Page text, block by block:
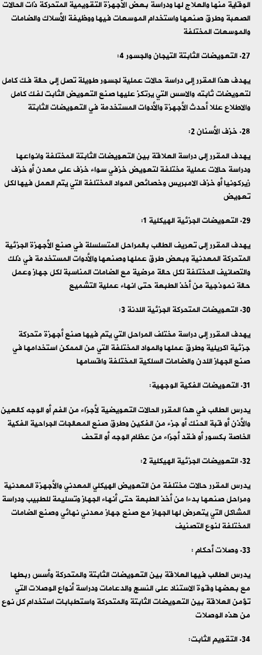
الوقاية منها والعلاج لها ودراسة بعض الأجهزة التقويمية المتحركة ذات الحالات
الصعبة وطرق صنعها واستخدام الموسعات فيها ووظيفة الأسلاك والضامات
والموسعات المختلفة
التعويضات الثابتة التيجان والجسور 4:
يهدف هذا المقرر إلى دراسة حالات عملية لجسور طويلة تصل إلى حالة فك كامل
لتعويضات ثابته والاسس التي يرتكز عليها صنع التعويض الثابت لفك كامل
والاطلاع عللا أحدث الأجهزة والأدوات المستخدمة في التعويضات الثابتة
خزف الأسنان 2:
يهدف المقرر إلى دراسة العلاقة بين التعويضات الثابتة المختلفة وانواعها
ودراسة حالات عملية مختلفة لتعويض خزفي سواء خزف على معدن أو خزف
زيركونيا أو خزف الامبريس وخصائص المواد المختلفة التي يتم العمل فيها لكل
تعويض
التعويضات الجزئية الهيكلية 1:
يهدف المقرر إلى تعريف الطالب بالمراحل المتسلسلة في صنع الأجهزة الجزئية
المتحركة المعدنية وبعض طرق عملها وصنعها والأدوات المستخدمة في ذلك
والتصانيف المختلفة لكل حالة مرضية مع الضامات المناسبة لكل جهاز وعمل
حالة نموذجية من أخذ الطبعة حتى انهاء عملية التشميع
التعويضات المتحركة الجزئية اللدنة 3:
يهدف المقرر إلى دراسة مختلف المراحل التي يتم فيها صنع أجهزة متحركة
جزئية اكريلية وطرق عملها والمواد المختلفة التي من الممكن استخدامها في
صنع الجهاز اللدن والضامات السلكية المختلفة واقسامها
التعويضات الفكية الوجهية:
يدرس الطالب في هذا المقرر الحالات التعويضية لأجزاء من الفم أو الوجه كالعين
والأذن أو قبة الحنك أو جزء من الفكين وطرق صنع المعالجات الجراحية الفكية
الخاصة بكسور أو فقد أجزاء من عظام الوجه أو القحف
التعويضات الجزئية الهيكلية 2:
يدرس المقرر حالات مختلفة من التعويض الهيكلي المعدني والأجهزة المعدنية
ومراحل صنعها بدءا من أخذ الطبعة حتى أنهاء الجهاز وتسليمة للطبيب ودراسة
المشاكل التي يتعرض لها الجهاز مع صنع جهاز معدني نهائي وصنع الضامات
المختلفة لنوع التصنيف
وصلات أحكام :
يدرس الطالب فيها العلاقة بين التعويضات الثابتة والمتحركة وأسس ربطها
مع بعضها وقوة الاستناد على النسج والدعامات ودراسة أنواع الوصلات التي
تؤمن العلاقة بين التعويضات الثابتة والمتحركة واستطبابات استخدام كل نوع
من هذه الوصلات
التقويم الثابت: